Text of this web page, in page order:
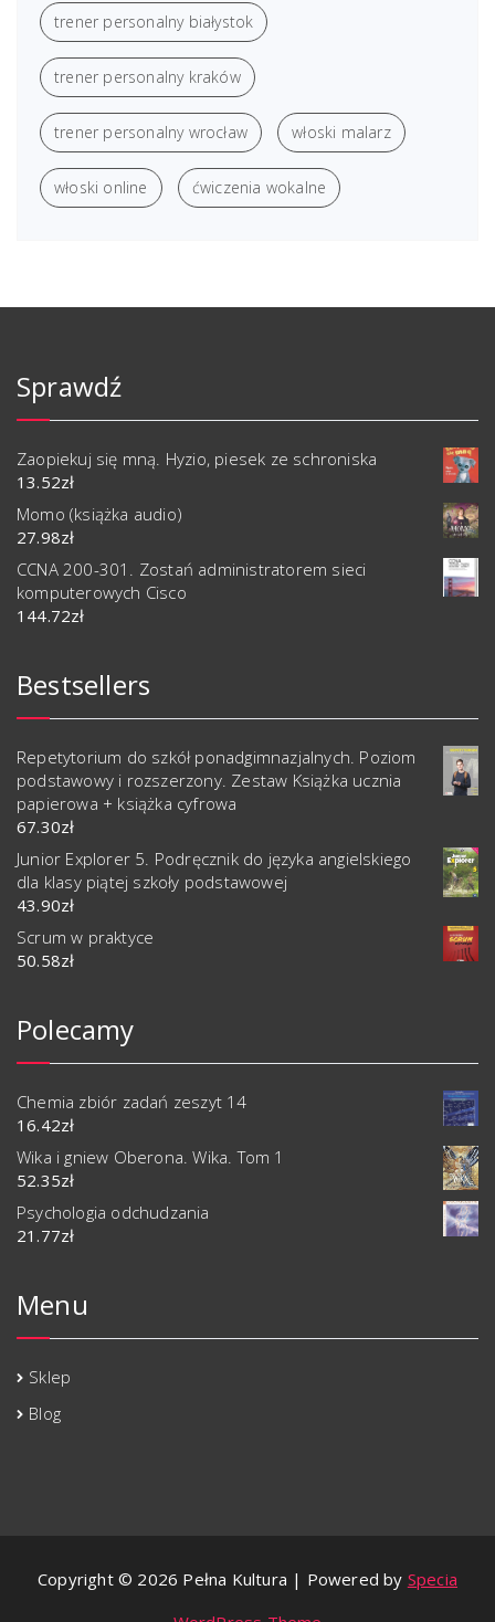
trener personalny białystok
trener personalny kraków
trener personalny wrocław włoski malarz
włoski online ćwiczenia wokalne
Sprawdź
Zaopiekuj się mną. Hyzio, piesek ze schroniska
13.52zł
Momo (książka audio)
27.98zł
CCNA 200-301. Zostań administratorem sieci
komputerowych Cisco
144.72zł
Bestsellers
Repetytorium do szkół ponadgimnazjalnych. Poziom
podstawowy i rozszerzony. Zestaw Książka ucznia
papierowa + książka cyfrowa
67.30zł
Junior Explorer 5. Podręcznik do języka angielskiego
dla klasy piątej szkoły podstawowej
43.90zł
Scrum w praktyce
50.58zł
Polecamy
Chemia zbiór zadań zeszyt 14
16.42zł
Wika i gniew Oberona. Wika. Tom 1
52.35zł
Psychologia odchudzania
21.77zł
Menu
Sklep
Blog
Copyright © 2026 Pełna Kultura | Powered by Specia